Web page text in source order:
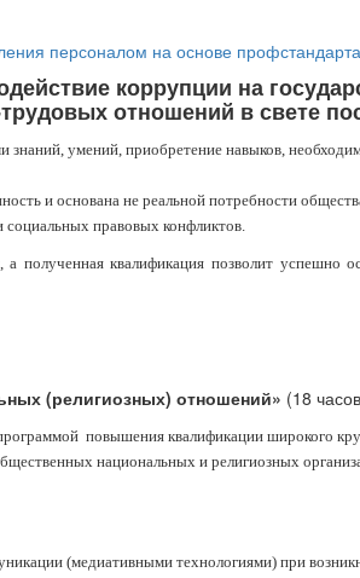
персоналом на основе
коррупции на
отношений в свете
умений, приобретение навыков,
и основана не реальной потребности
социальных правовых конфликтов.
полученная квалификация позволит успешно
(религиозных) отношений» (18
повышения квалификации широкого
национальных и религиозных
(медиативными технологиями) при